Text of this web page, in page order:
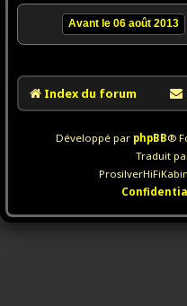
Index du forum
Développé par phpBB®
Traduit